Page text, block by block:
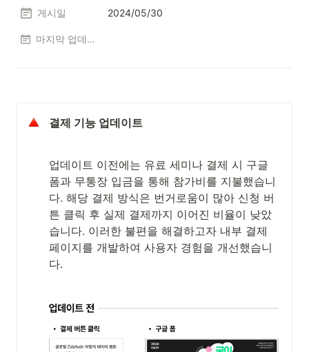
게시일 2024/05/30
마지막 업데이트
결제 기능 업데이트
업데이트 이전에는 유료 세미나 결제 시 구글
폼과 무통장 입금을 통해 참가비를 지불했습니
다. 해당 결제 방식은 번거로움이 많아 신청 버
튼 클릭 후 실제 결제까지 이어진 비율이 낮았
습니다. 이러한 불편을 해결하고자 내부 결제
페이지를 개발하여 사용자 경험을 개선했습니
다.